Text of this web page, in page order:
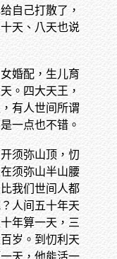
自己打散了，
天、八天也说
婚配，生儿育
。四大天王，
有人世间所谓
一点也不错。
须弥山顶，忉
须弥山半山腰
我们世间人都
人间五十年天
年算一天，三
岁。到忉利天
天，他能活一